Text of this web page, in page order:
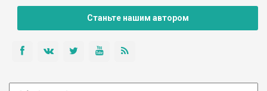
Станьте нашим автором